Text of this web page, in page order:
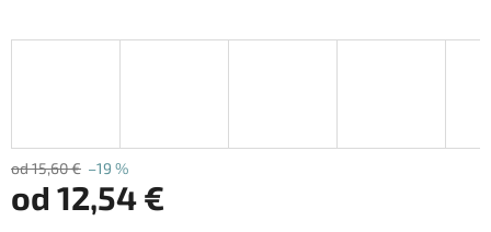
od 15,60 € –19 %
od 12,54 €